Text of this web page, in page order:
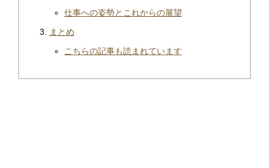
仕事への姿勢とこれからの展望
まとめ
こちらの記事も読まれています